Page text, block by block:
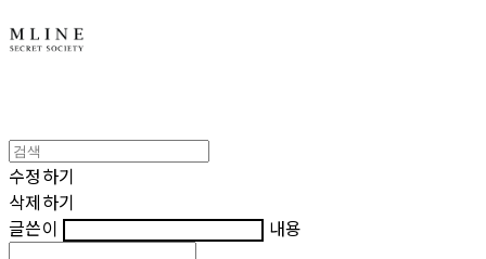
수정하기
삭제하기
글쓴이
내용